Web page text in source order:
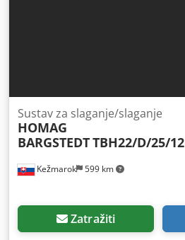
Kežmarok 599 km
Sustav za slaganje/slaganje
HOMAG
BARGSTEDTTBH22/D/25/12
Zatražiti